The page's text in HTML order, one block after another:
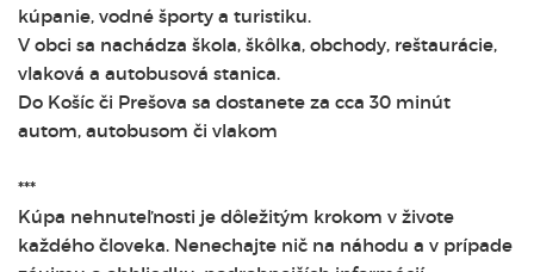
kúpanie, vodné športy a turistiku.
V obci sa nachádza škola, škôlka, obchody, reštaurácie,
vlaková a autobusová stanica.
Do Košíc či Prešova sa dostanete za cca 30 minút
autom, autobusom či vlakom
***
Kúpa nehnuteľnosti je dôležitým krokom v živote
každého človeka. Nenechajte nič na náhodu a v prípade